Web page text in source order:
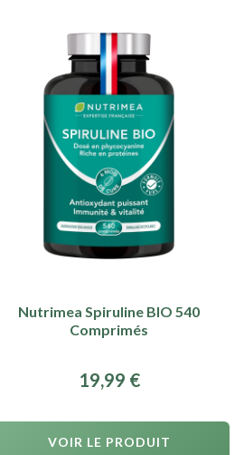
Nutrimea Spiruline BIO 540
Comprimés
19,99 €
VOIR LE PRODUIT